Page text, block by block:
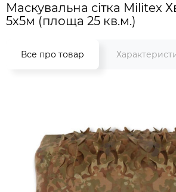
Маскувальна сітка Militex
5х5м (площа 25 кв.м.)
Все про товар